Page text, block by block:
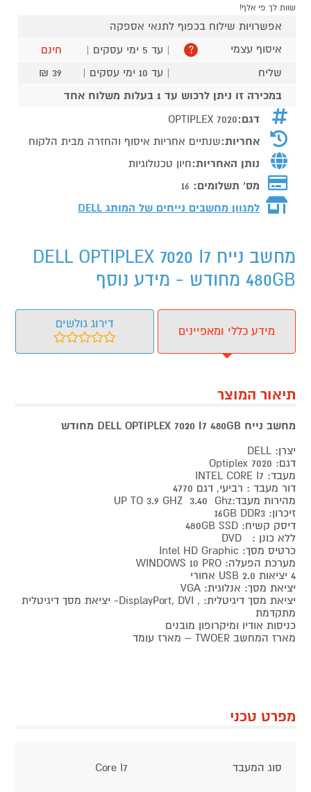
שוות לך פי אלף!
אפשרויות שילוח בכפוף לתנאי אספקה
איסוף עצמי
? | עד 5 ימי עסקים |
חינם
שליח
| עד 10 ימי עסקים |
39 ₪
במכירה זו ניתן לרכוש עד 1 בעלות משלוח אחד
דגם:OPTIPLEX 7020
אחריות:שנתיים אחריות איסוף והחזרה מבית הלקוח
נותן האחריות:חיון טכנולוגיות
מס' תשלומים: 16
למגוון מחשבים נייחים של המותג DELL
מחשב נייח DELL OPTIPLEX 7020 I7
480GB מחודש - מידע נוסף
מידע כללי ומאפיינים
דירוג גולשים
תיאור המוצר
מחשב נייח DELL OPTIPLEX 7020 I7 480GB מחודש
יצרן: DELL
דגם: Optiplex 7020
מעבד: INTEL CORE I7
דור מעבד : רביעי, דגם 4770
מהירות מעבד:UP TO 3.9 GHZ 3.40 Ghz
זיכרון: 16GB DDR3
דיסק קשיח: 480GB SSD
ללא כונן : DVD
כרטיס מסך: Intel HD Graphic
מערכת הפעלה: WINDOWS 10 PRO
4 יציאות 2.0 USB אחורי
יציאת מסך: אנלוגית: VGA
יציאת מסך דיגיטלית: , DisplayPort, DVI- יציאת מסך דיגיטלית
מתקדמת
כניסות אודיו ומיקרופון מובנים
מארז המחשב TWOER – מארז עומד
מפרט טכני
סוג המעבד Core I7